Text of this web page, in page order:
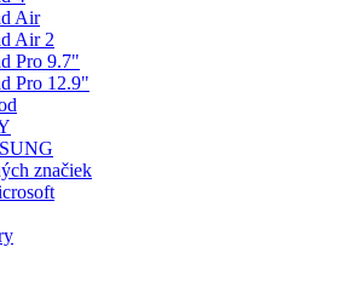
Air
Air 2
Pro 9.7"
Pro 12.9"
značiek